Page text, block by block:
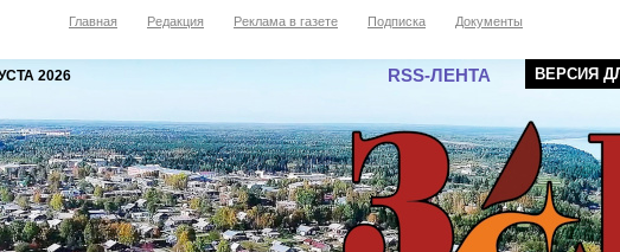
Главная Редакция Реклама в газете Подписка Документы
2026 RSS-ЛЕНТА ВЕРСИЯ